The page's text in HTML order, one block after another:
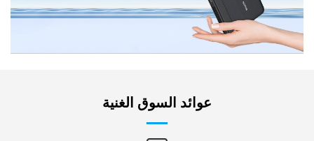
عوائد السوق الغنية